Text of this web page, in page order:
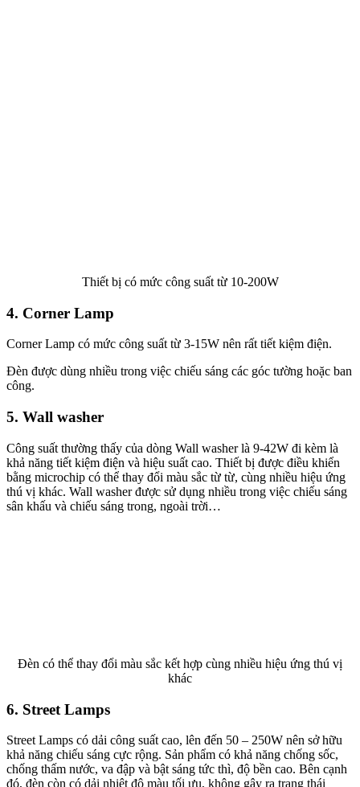
Thiết bị có mức công suất từ 10-200W
4. Corner Lamp
Corner Lamp có mức công suất từ 3-15W nên rất tiết kiệm điện.
Đèn được dùng nhiều trong việc chiếu sáng các góc tường hoặc ban
công.
5. Wall washer
Công suất thường thấy của dòng Wall washer là 9-42W đi kèm là
khả năng tiết kiệm điện và hiệu suất cao. Thiết bị được điều khiển
bằng microchip có thể thay đổi màu sắc từ từ, cùng nhiều hiệu ứng
thú vị khác. Wall washer được sử dụng nhiều trong việc chiếu sáng
sân khấu và chiếu sáng trong, ngoài trời…
Đèn có thể thay đổi màu sắc kết hợp cùng nhiều hiệu ứng thú vị
khác
6. Street Lamps
Street Lamps có dải công suất cao, lên đến 50 – 250W nên sở hữu
khả năng chiếu sáng cực rộng. Sản phẩm có khả năng chống sốc,
chống thấm nước, va đập và bật sáng tức thì, độ bền cao. Bên cạnh
đó, đèn còn có dải nhiệt độ màu tối ưu, không gây ra trạng thái